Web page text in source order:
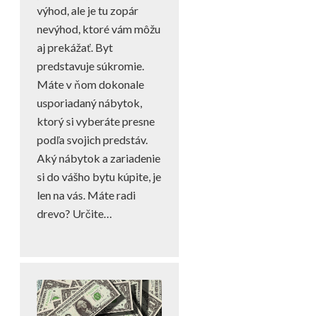
výhod, ale je tu zopár
nevýhod, ktoré vám môžu
aj prekážať. Byt
predstavuje súkromie.
Máte v ňom dokonale
usporiadaný nábytok,
ktorý si vyberáte presne
podľa svojich predstáv.
Aký nábytok a zariadenie
si do vášho bytu kúpite, je
len na vás. Máte radi
drevo? Určite…